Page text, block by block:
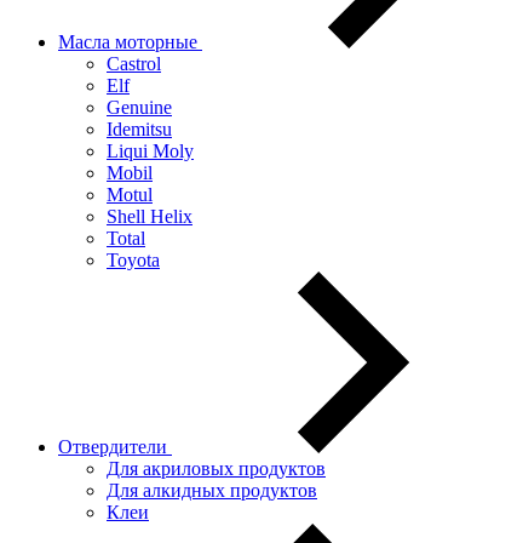
Масла моторные
Castrol
Elf
Genuine
Idemitsu
Liqui Moly
Mobil
Motul
Shell Helix
Total
Toyota
Отвердители
Для акриловых продуктов
Для алкидных продуктов
Клеи